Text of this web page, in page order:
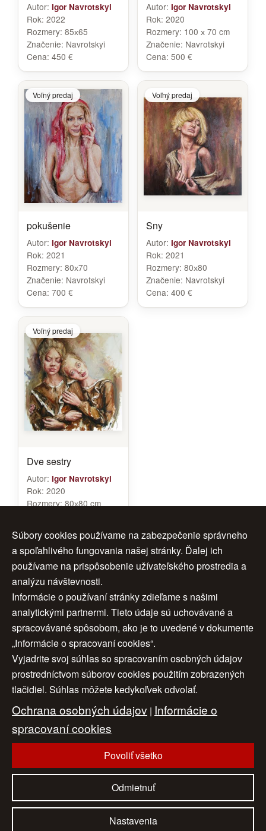
Autor: Igor Navrotskyi
Rok: 2022
Rozmery: 85х65
Značenie: Navrotskyi
Cena: 450 €
Autor: Igor Navrotskyi
Rok: 2020
Rozmery: 100 х 70 cm
Značenie: Navrotskyi
Cena: 500 €
Voľný predaj
pokušenie
Autor: Igor Navrotskyi
Rok: 2021
Rozmery: 80х70
Značenie: Navrotskyi
Cena: 700 €
Voľný predaj
Sny
Autor: Igor Navrotskyi
Rok: 2021
Rozmery: 80х80
Značenie: Navrotskyi
Cena: 400 €
Voľný predaj
Dve sestry
Autor: Igor Navrotskyi
Rok: 2020
Rozmery:80х80 cm
<<
< späť
3
6 7 8 9
Úvod | O nás | Obchodné podmienky |
Ochrana osobných údajov | Cookies
Nastavenia cookies | Cenník | Aktuality | Kontakt
|
© 2006-2026 ART CONSULTING, Všetky práva vyhradené
eAntik.sk
Súbory cookies používame na zabezpečenie správneho
a spoľahlivého fungovania našej stránky. Ďalej ich
používame na prispôsobenie užívateľského prostredia a
analýzu návštevnosti.
Informácie o používaní stránky zdieľame s našimi
analytickými partnermi. Tieto údaje sú uchovávané a
spracovávané spôsobom, ako je to uvedené v dokumente
„Informácie o spracovaní cookies“.
Vyjadrite svoj súhlas so spracovaním osobných údajov
prostredníctvom súborov cookies použitím zobrazených
tlačidiel. Súhlas môžete kedykoľvek odvolať.
Ochrana osobných údajov | Informácie o
spracovaní cookies
Povoliť všetko
Odmietnuť
Nastavenia